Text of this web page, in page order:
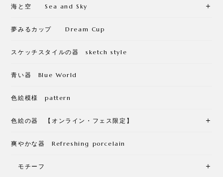
海と空 Sea and Sky
夢みるカップ Dream Cup
スケッチスタイルの器 sketch style
青い器 Blue World
色絵模様 pattern
色絵の器 【オンライン・フェス限定】
爽やかな器 Refreshing porcelain
モチーフ